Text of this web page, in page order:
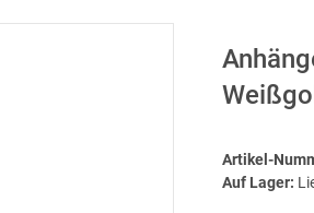
Artikel-
Auf Lager: